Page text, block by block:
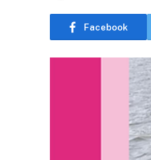
Facebook